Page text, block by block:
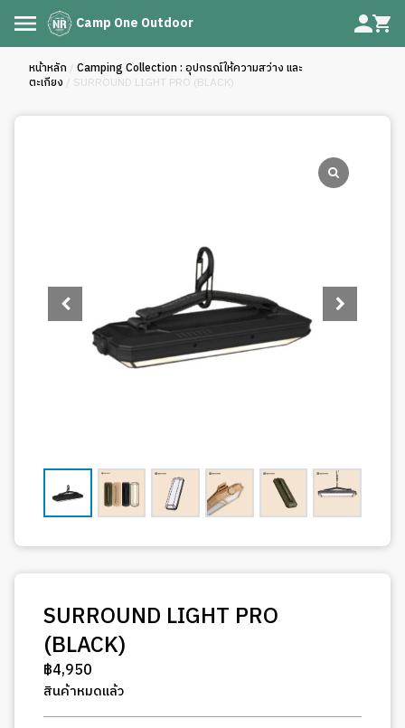
Camp One Outdoor
หน้าหลัก / Camping Collection : อุปกรณ์ให้ความสว่าง และ
ตะเกียง / SURROUND LIGHT PRO (BLACK)
SURROUND LIGHT PRO
(BLACK)
฿4,950
สินค้าหมดแล้ว